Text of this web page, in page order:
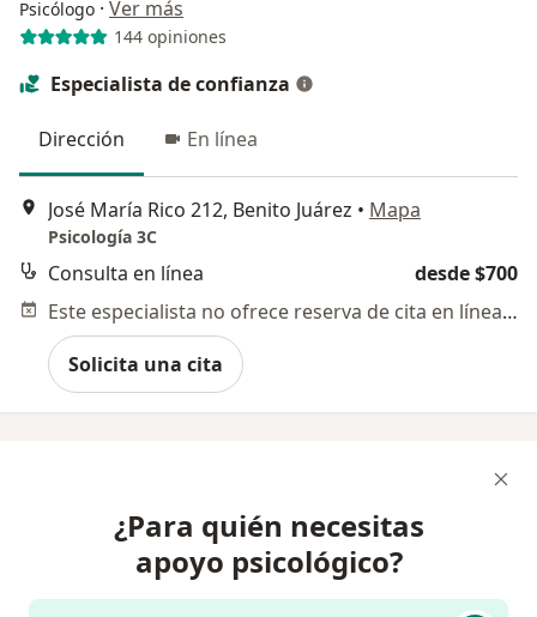
Psicólogo · Ver más
144 opiniones
Especialista de confianza
Dirección En línea
José María Rico 212, Benito Juárez • Mapa
Psicología 3C
Consulta en línea
desde $700
Este especialista no ofrece reserva de cita en línea en esta dirección.
Solicita una cita
¿Para quién necesitas
apoyo psicológico?